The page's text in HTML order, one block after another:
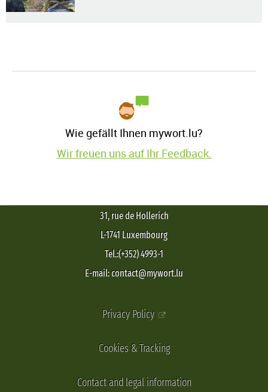
Wie gefällt Ihnen mywort.lu?
Wir freuen uns auf Ihr Feedback.
31, rue de Hollerich
L-1741 Luxembourg
Tel.:(+352) 4993-1
E-mail: contact@mywort.lu
Privacy Policy
Cookies & Tracking
Contact and legal information